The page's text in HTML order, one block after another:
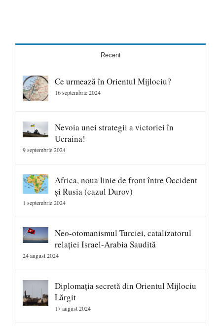
Recent
Ce urmează în Orientul Mijlociu?
16 septembrie 2024
Nevoia unei strategii a victoriei în
Ucraina!
9 septembrie 2024
Africa, noua linie de front între Occident
și Rusia (cazul Durov)
1 septembrie 2024
Neo-otomanismul Turciei, catalizatorul
relației Israel-Arabia Saudită
24 august 2024
Diplomația secretă din Orientul Mijlociu
Lărgit
17 august 2024